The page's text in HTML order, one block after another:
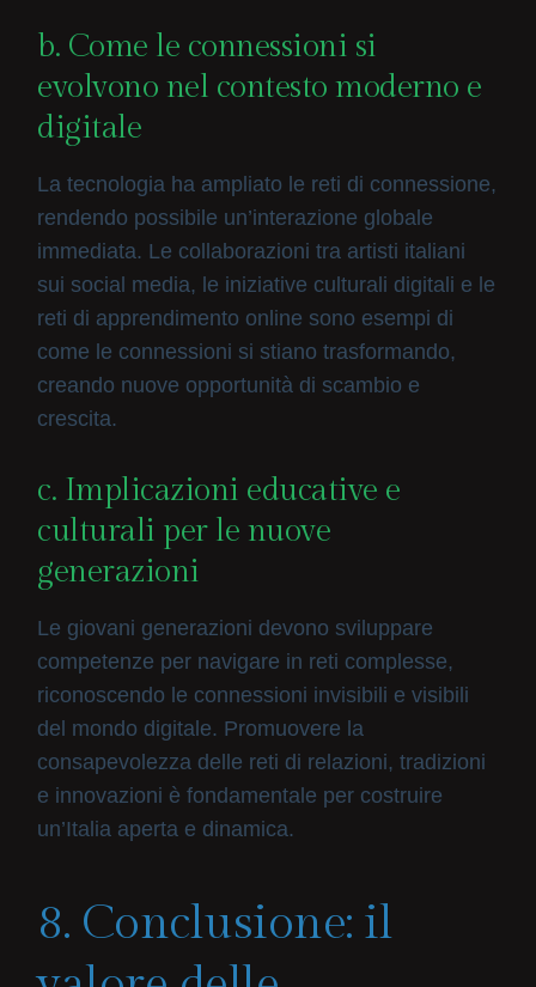
b. Come le connessioni si
evolvono nel contesto moderno e
digitale
La tecnologia ha ampliato le reti di connessione,
rendendo possibile un’interazione globale
immediata. Le collaborazioni tra artisti italiani
sui social media, le iniziative culturali digitali e le
reti di apprendimento online sono esempi di
come le connessioni si stiano trasformando,
creando nuove opportunità di scambio e
crescita.
c. Implicazioni educative e
culturali per le nuove
generazioni
Le giovani generazioni devono sviluppare
competenze per navigare in reti complesse,
riconoscendo le connessioni invisibili e visibili
del mondo digitale. Promuovere la
consapevolezza delle reti di relazioni, tradizioni
e innovazioni è fondamentale per costruire
un’Italia aperta e dinamica.
8. Conclusione: il